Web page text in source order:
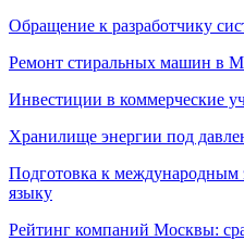
Обращение к разработчику
Ремонт стиральных машин в
Инвестиции в коммерческие
Хранилище энергии под
Подготовка к международным
языку
Рейтинг компаний Москвы: